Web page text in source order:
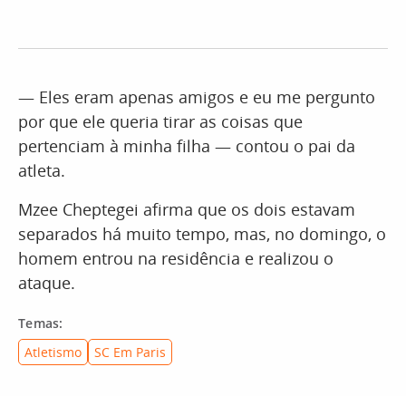
— Eles eram apenas amigos e eu me pergunto
por que ele queria tirar as coisas que
pertenciam à minha filha — contou o pai da
atleta.
Mzee Cheptegei afirma que os dois estavam
separados há muito tempo, mas, no domingo, o
homem entrou na residência e realizou o
ataque.
Temas:
Atletismo
SC Em Paris